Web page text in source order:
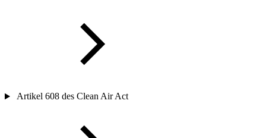
Artikel 608 des Clean Air Act